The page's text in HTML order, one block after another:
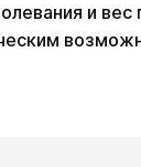
и вес